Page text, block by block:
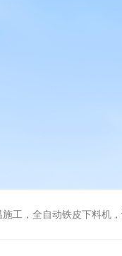
工，全自动铁皮下料机